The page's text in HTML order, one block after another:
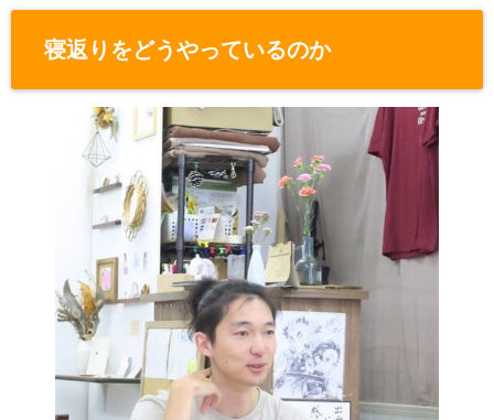
寝返りをどうやっているのか